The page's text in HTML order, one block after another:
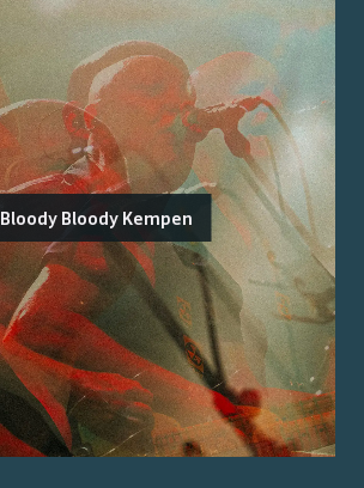
Bloody Bloody Kempen